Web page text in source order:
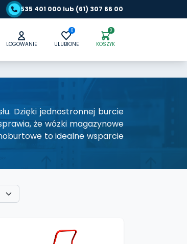
535 401 000 lub (61) 307 66 00
LOGOWANIE
0
ULUBIONE
0
KOSZYK
Dzięki jednostronnej burcie
że wózki magazynowe
to idealne wsparcie